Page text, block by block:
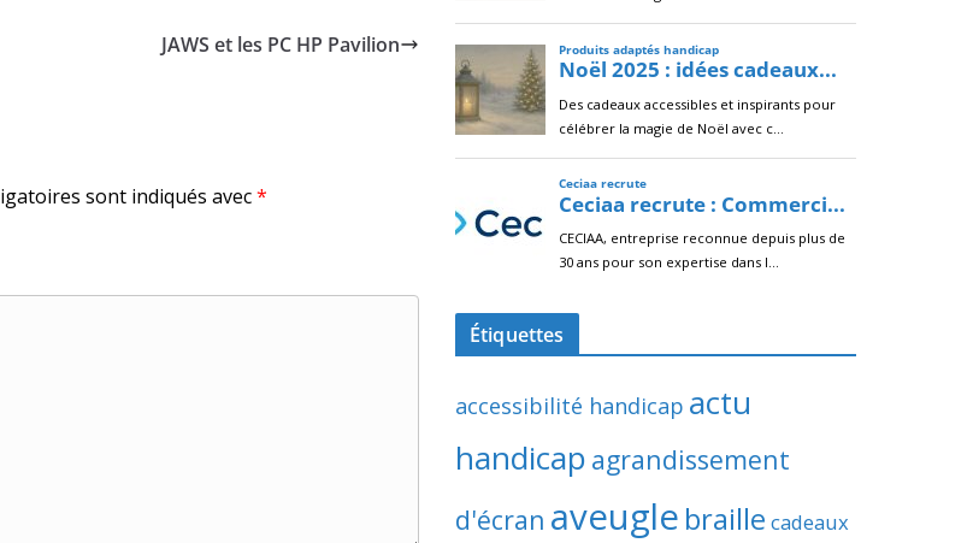
JAWS et les PC HP Pavilion
sont indiqués avec*
Étiquettes
accessibilité handicap actu
handicap agrandissement
d'écran aveugle braille cadeaux